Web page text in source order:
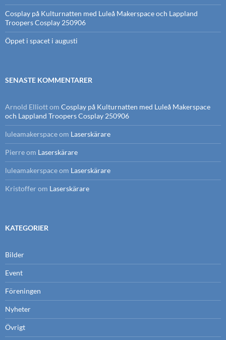
Cosplay på Kulturnatten med Luleå Makerspace och Lappland
Troopers Cosplay 250906
Öppet i spacet i augusti
SENASTE KOMMENTARER
Arnold Elliottom Cosplay på Kulturnatten med Luleå Makerspace
och Lappland Troopers Cosplay 250906
luleamakerspaceom Laserskärare
Pierreom Laserskärare
luleamakerspaceom Laserskärare
Kristoffer om Laserskärare
KATEGORIER
Bilder
Event
Föreningen
Nyheter
Övrigt